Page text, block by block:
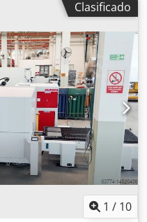
altura de
Ihqsfx Ac Neck Espesor
Máx. longitud del vidrio:
o integrado en la línea
y prácticamente libre de
Clasificado
1 / 10